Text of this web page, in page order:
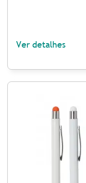
Ver detalhes